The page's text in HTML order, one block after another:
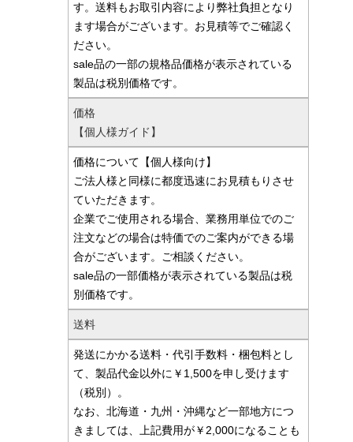
す。送料もお取引内容により弊社負担となり
ます場合がございます。お見積等でご確認く
ださい。
sale品の一部の規格品価格が表示されている
製品は税別価格です。
価格
【個人様ガイド】
価格について【個人様向け】
ご法人様と同様に都度迅速にお見積もりさせ
ていただきます。
企業でご使用される場合、業務用単位でのご
注文などの場合は特価でのご案内ができる場
合がございます。ご相談ください。
sale品の一部価格が表示されている製品は税
別価格です。
送料
発送にかかる送料・代引手数料・梱包料とし
て、製品代金以外に￥1,500を申し受けます
（税別）。
なお、北海道・九州・沖縄など一部地方につ
きましては、上記費用が￥2,000になることも